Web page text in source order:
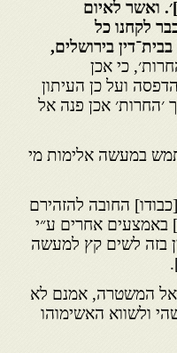
ואשר לאיום
לקחנו כל
בירושלים,
כי אכן
ועל כן העיתון
׳החרות׳ אכן פנה אל
במעשה אלימות מי
החובה להזהירם
באמצעים אחרים ע״י
בזה לשים קץ למעשה
אל המשטרה, אמנם לא
ולשווא האשימוהו